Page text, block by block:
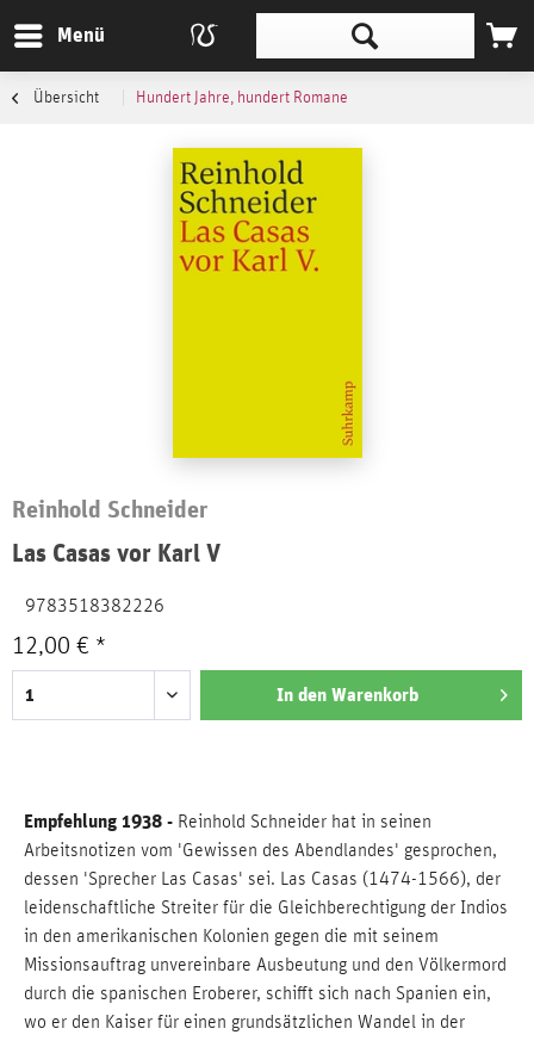
Menü
Übersicht Hundert Jahre, hundert Romane
Reinhold Schneider
Las Casas vor Karl V
9783518382226
12,00 € *
In den Warenkorb
Empfehlung 1938 - Reinhold Schneider hat in seinen
Arbeitsnotizen vom 'Gewissen des Abendlandes' gesprochen,
dessen 'Sprecher Las Casas' sei. Las Casas (1474-1566), der
leidenschaftliche Streiter für die Gleichberechtigung der Indios
in den amerikanischen Kolonien gegen die mit seinem
Missionsauftrag unvereinbare Ausbeutung und den Völkermord
durch die spanischen Eroberer, schifft sich nach Spanien ein,
wo er den Kaiser für einen grundsätzlichen Wandel in der